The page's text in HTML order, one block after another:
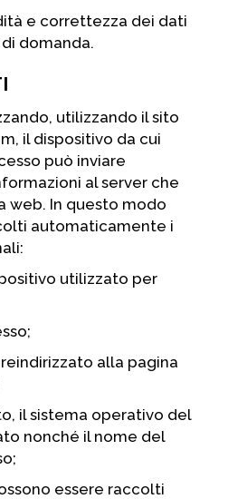
e correttezza dei dati
domanda.
utilizzando il sito
il dispositivo da cui
può inviare
al server che
web. In questo modo
automaticamente i
utilizzato per
alla pagina
il sistema operativo del
nonché il nome del
essere raccolti